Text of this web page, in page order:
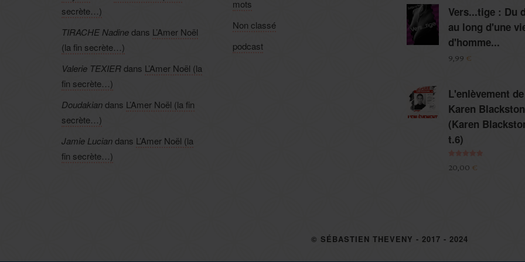
secrète…)
TIRACHE Nadinedans L’Amer Noël
(la fin secrète…)
Valerie TEXIERdans L’Amer Noël (la
fin secrète…)
Doudakiandans L’Amer Noël (la fin
secrète…)
Jamie Luciandans L’Amer Noël (la
fin secrète…)
mots
Non classé
podcast
Vers...tige : Du
au long d'une
d'homme...
9,99 €
L'enlèvement de
Karen
(Karen
t.6)
sur 5
20,00 €
© SÉBASTIEN THEVENY - 2017 - 2024